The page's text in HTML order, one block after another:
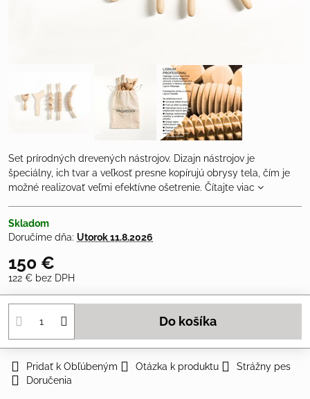
Set prírodných drevených nástrojov. Dizajn nástrojov je
špeciálny, ich tvar a veľkosť presne kopírujú obrysy tela, čím je
možné realizovať veľmi efektívne ošetrenie. Čítajte viac
Skladom
Doručíme dňa: Utorok11.8.2026
150 €
122 € bez DPH
Do košíka
Pridať k Obľúbeným Otázka k produktu
Strážny pes
Doručenia